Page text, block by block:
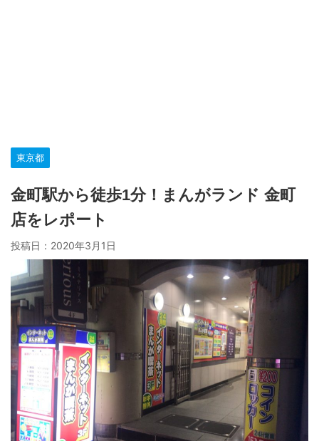
東京都
金町駅から徒歩1分！まんがランド 金町
店をレポート
投稿日： 2020年3月1日